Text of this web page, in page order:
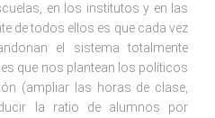
en los institutos y en las
de todos ellos es que cada vez
el sistema totalmente
que nos plantean los políticos
(ampliar las horas de clase,
la ratio de alumnos por